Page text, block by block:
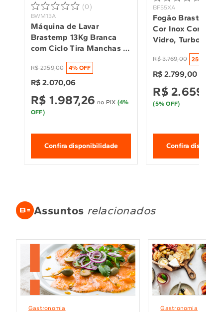
(0)
BWM13A
Máquina de Lavar
Brastemp 13Kg Branca
com Ciclo Tira Manchas
Antibolinha - BWM13AB
R$ 2.159,00 4% OFF
R$ 2.070,06
R$ 1.987,26 no PIX (4%
OFF)
Confira disponibilidade
BFS5XA
Fogão Brastemp
Cor Inox Com
Vidro, Turbo
R$ 3.769,00 25% OFF
R$ 2.799,00
R$ 2.659
(5% OFF)
Confira
Assuntos relacionados
Gastronomia Gastronomia